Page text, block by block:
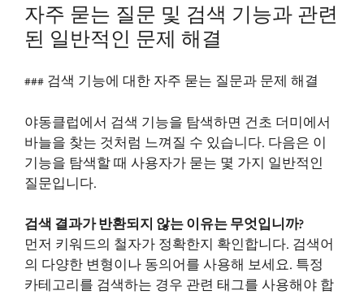
자주 묻는 질문 및 검색 기능과 관련
된 일반적인 문제 해결
### 검색 기능에 대한 자주 묻는 질문과 문제 해결
야동클럽에서 검색 기능을 탐색하면 건초 더미에서
바늘을 찾는 것처럼 느껴질 수 있습니다. 다음은 이
기능을 탐색할 때 사용자가 묻는 몇 가지 일반적인
질문입니다.
검색 결과가 반환되지 않는 이유는 무엇입니까?
먼저 키워드의 철자가 정확한지 확인합니다. 검색어
의 다양한 변형이나 동의어를 사용해 보세요. 특정
카테고리를 검색하는 경우 관련 태그를 사용해야 합